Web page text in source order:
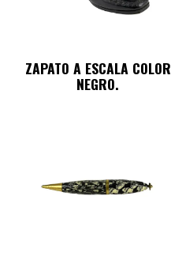
ZAPATO A ESCALA COLOR
NEGRO.